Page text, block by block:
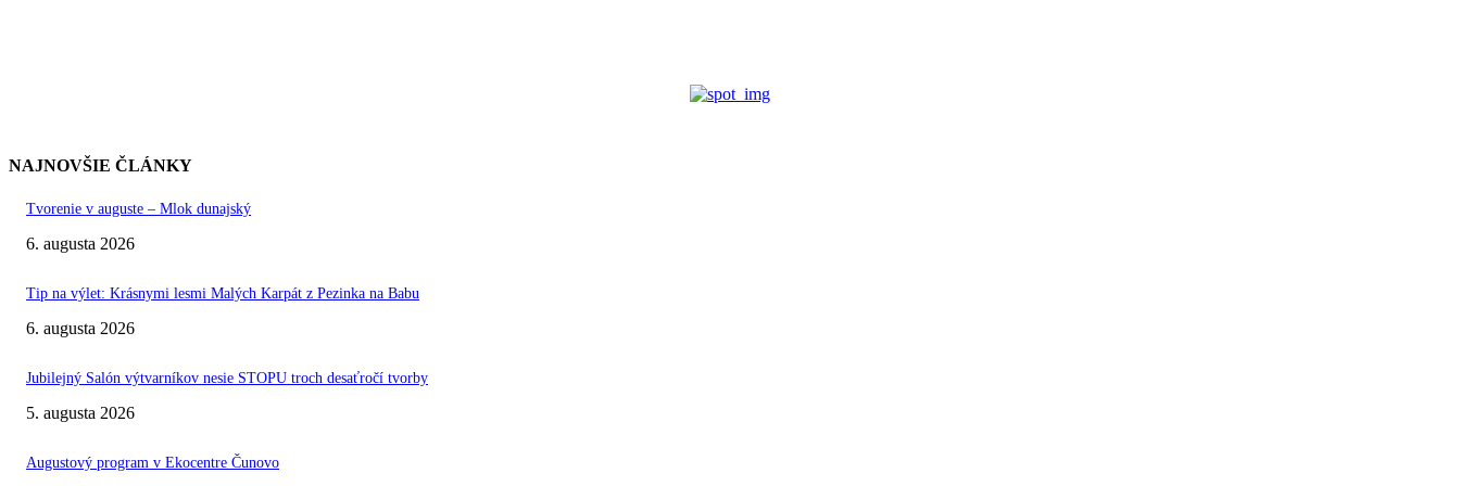
NAJNOVŠIE ČLÁNKY
Tvorenie v auguste – Mlok dunajský
6. augusta 2026
Tip na výlet: Krásnymi lesmi Malých Karpát z Pezinka na Babu
6. augusta 2026
Jubilejný Salón výtvarníkov nesie STOPU troch desaťročí tvorby
5. augusta 2026
Augustový program v Ekocentre Čunovo